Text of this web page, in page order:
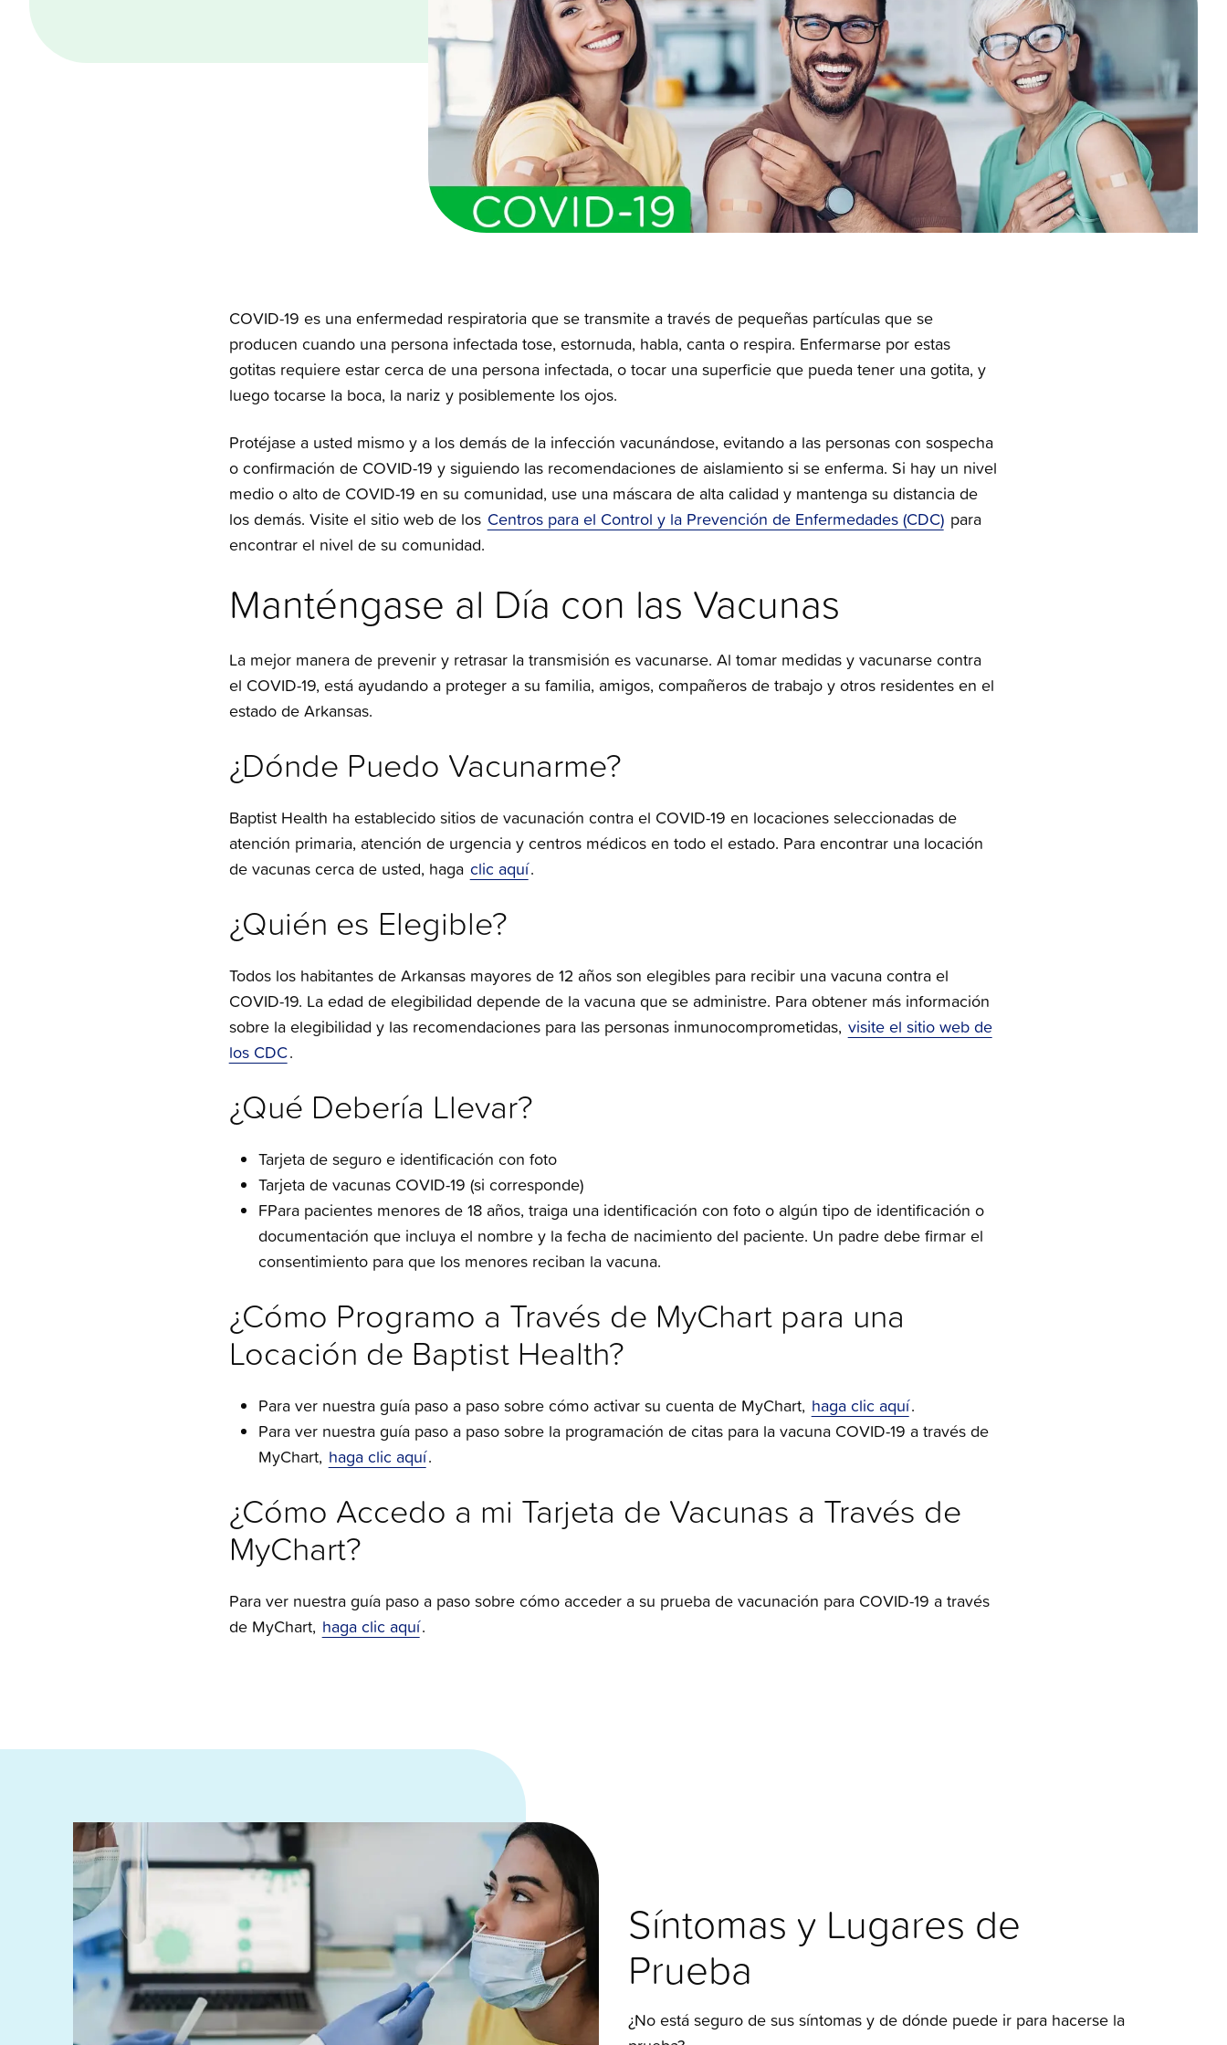
Care Centers
Women's Health
All Services
Browse our full range of
services.
All Services
My Chart Patient Portal
Medical Records
Classes and Events
BHealthy Blog
information for a healthier life
and well being.
All Resources
Programs
News
Volunteer
About Us
COVID-19 es una enfermedad respiratoria que se transmite a través de pequeñas partículas que se
producen cuando una persona infectada tose, estornuda, habla, canta o respira. Enfermarse por estas
gotitas requiere estar cerca de una persona infectada, o tocar una superficie que pueda tener una gotita, y
luego tocarse la boca, la nariz y posiblemente los ojos.
Protéjase a usted mismo y a los demás de la infección vacunándose, evitando a las personas con sospecha
o confirmación de COVID-19 y siguiendo las recomendaciones de aislamiento si se enferma. Si hay un nivel
medio o alto de COVID-19 en su comunidad, use una máscara de alta calidad y mantenga su distancia de
los demás. Visite el sitio web de los Centros para el Control y la Prevención de Enfermedades (CDC) para
encontrar el nivel de su comunidad.
Manténgase al Día con las Vacunas
La mejor manera de prevenir y retrasar la transmisión es vacunarse. Al tomar medidas y vacunarse contra
el COVID-19, está ayudando a proteger a su familia, amigos, compañeros de trabajo y otros residentes en el
estado de Arkansas.
¿Dónde Puedo Vacunarme?
Baptist Health ha establecido sitios de vacunación contra el COVID-19 en locaciones seleccionadas de
atención primaria, atención de urgencia y centros médicos en todo el estado. Para encontrar una locación
de vacunas cerca de usted, haga clic aquí.
¿Quién es Elegible?
Todos los habitantes de Arkansas mayores de 12 años son elegibles para recibir una vacuna contra el
COVID-19. La edad de elegibilidad depende de la vacuna que se administre. Para obtener más información
sobre la elegibilidad y las recomendaciones para las personas inmunocomprometidas, visite el sitio web de
los CDC.
¿Qué Debería Llevar?
Tarjeta de seguro e identificación con foto
Tarjeta de vacunas COVID-19 (si corresponde)
FPara pacientes menores de 18 años, traiga una identificación con foto o algún tipo de identificación o
documentación que incluya el nombre y la fecha de nacimiento del paciente. Un padre debe firmar el
consentimiento para que los menores reciban la vacuna.
¿Cómo Programo a Través de MyChart para una
Locación de Baptist Health?
Para ver nuestra guía paso a paso sobre cómo activar su cuenta de MyChart, haga clic aquí.
Para ver nuestra guía paso a paso sobre la programación de citas para la vacuna COVID-19 a través de
MyChart, haga clic aquí.
¿Cómo Accedo a mi Tarjeta de Vacunas a Través de
MyChart?
Para ver nuestra guía paso a paso sobre cómo acceder a su prueba de vacunación para COVID-19 a través
de MyChart, haga clic aquí.
Síntomas y Lugares de
Prueba
¿No está seguro de sus síntomas y de dónde puede ir para hacerse la